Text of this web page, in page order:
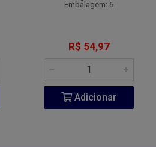
Embalagem: 6
R$ 54,97
Adicionar